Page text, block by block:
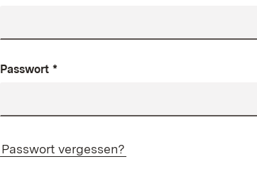
Passwort *
Passwort vergessen?